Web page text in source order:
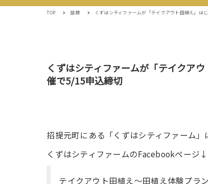
TOP 話題 くずはシティファームが「テイクアウト田植え」
くずはシティファームが「テイクア
催で5/15申込締切
招提元町にある「くずはシティファーム」
くずはシティファームのFacebookページ↓
テイクアウト田植え～田植え体験プラ